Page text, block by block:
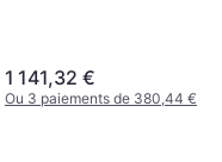
1 141,32 €
Ou 3 paiements de 380,44 €